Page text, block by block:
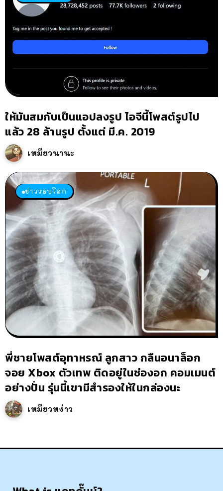
ให้มันสมกับเป็นแอปลงรูป ไอจีนี้โพสต์รูปไป
แล้ว 28 ล้านรูป ตั้งแต่ มี.ค. 2019
เหมียวนานะ
ข่าวรอบโลก
พี่ชายโพสต์อุทาหรณ์ ลูกสาว กลืนอนาล็อก
จอย Xbox ตัวเทพ ติดอยู่ในช่องอก คอมเมนต์
อย่างปั่น รุ่นนี้เขามีสำรองให้ในกล่องนะ
เหมียวหง่าว